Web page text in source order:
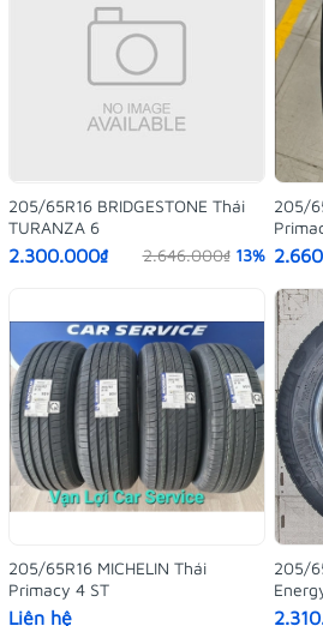
205/65R16 BRIDGESTONE Thái
TURANZA 6
2.300.000₫ 2.646.000₫ 13%
205/
205/65R16 MICHELIN Thái
Primacy 4 ST
Liên hệ
205/